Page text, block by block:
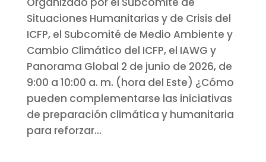
Situaciones Humanitarias y de Crisis del
ICFP, el Subcomité de Medio Ambiente y
Cambio Climático del ICFP, el IAWG y
Panorama Global 2 de junio de 2026, de
9:00 a 10:00 a. m. (hora del Este) ¿Cómo
pueden complementarse las iniciativas
de preparación climática y humanitaria
para reforzar...